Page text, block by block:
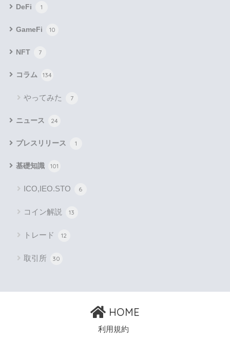
DeFi 1
GameFi 10
NFT 7
コラム 134
やってみた 7
ニュース 24
プレスリリース 1
基礎知識 101
ICO,IEO.STO 6
コイン解説 13
トレード 12
取引所 30
HOME
利用規約